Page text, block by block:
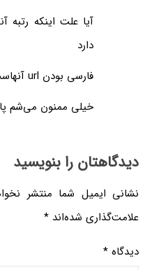
آیا علت اینکه رتبه
دارد
فارسی بودن url آنهاست؟
خیلی ممنون می‌شم
دیدگاهتان را بنویسید
نشانی ایمیل شما منتشر
علامت‌گذاری شده‌اند *
دیدگاه*